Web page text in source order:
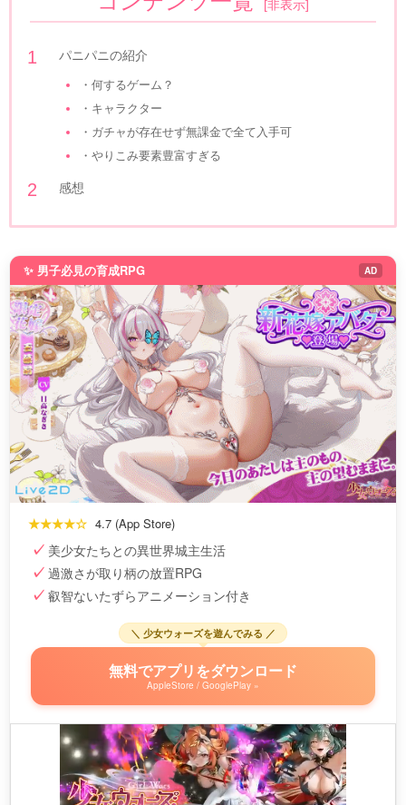
[非表示]
パニパニの紹介
・何するゲーム？
・キャラクター
・ガチャが存在せず無課金で全て入手可
・やりこみ要素豊富すぎる
感想
✨ 男子必見の育成RPG AD
★★★★☆ 4.7 (App Store)
美少女たちとの異世界城主生活
過激さが取り柄の放置RPG
叡智ないたずらアニメーション付き
＼ 少女ウォーズを遊んでみる ／
無料でアプリをダウンロード
AppleStore / GooglePlay »